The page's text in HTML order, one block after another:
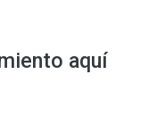
aquí